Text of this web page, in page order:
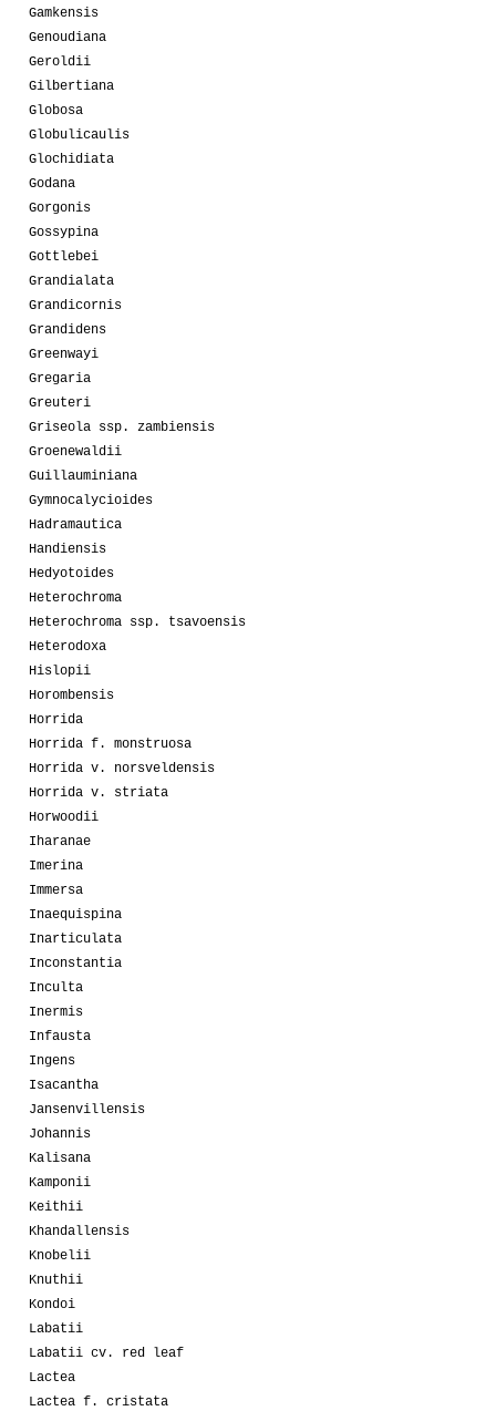
Gamkensis
Genoudiana
Geroldii
Gilbertiana
Globosa
Globulicaulis
Glochidiata
Godana
Gorgonis
Gossypina
Gottlebei
Grandialata
Grandicornis
Grandidens
Greenwayi
Gregaria
Greuteri
Griseola ssp. zambiensis
Groenewaldii
Guillauminiana
Gymnocalycioides
Hadramautica
Handiensis
Hedyotoides
Heterochroma
Heterochroma ssp. tsavoensis
Heterodoxa
Hislopii
Horombensis
Horrida
Horrida f. monstruosa
Horrida v. norsveldensis
Horrida v. striata
Horwoodii
Iharanae
Imerina
Immersa
Inaequispina
Inarticulata
Inconstantia
Inculta
Inermis
Infausta
Ingens
Isacantha
Jansenvillensis
Johannis
Kalisana
Kamponii
Keithii
Khandallensis
Knobelii
Knuthii
Kondoi
Labatii
Labatii cv. red leaf
Lactea
Lactea f. cristata